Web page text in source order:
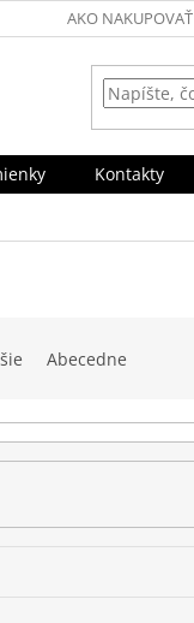
AKO NAKUPOVAŤ
Kontakty
Abecedne